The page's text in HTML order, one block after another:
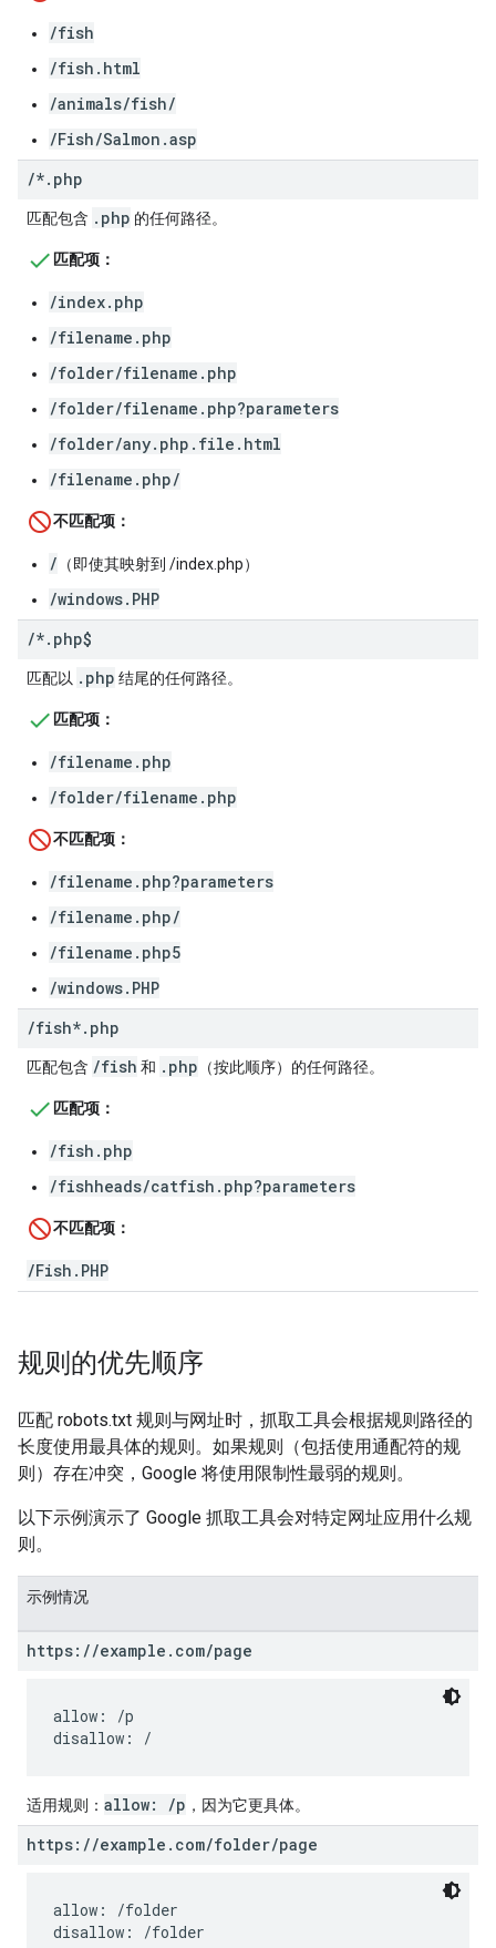
/fish
/fish.html
/animals/fish/
/Fish/Salmon.asp
/*. php
匹配包含 .php 的任何路径。
匹配项：
/index.php
/filename.php
/folder/filename.php
/folder/filename.php?parameters
/folder/any.php.file.html
/filename.php/
不匹配项：
/ （即使其映射到 /index.php）
/windows.PHP
/*. php$
匹配以 .php 结尾的任何路径。
匹配项：
/filename.php
/folder/filename.php
不匹配项：
/filename.php?parameters
/filename.php/
/filename.php5
/windows.PHP
/fish*. php
匹配包含 /fish 和 .php （按此顺序）的任何路径。
匹配项：
/fish.php
/fishheads/catfish.php?parameters
不匹配项：
/Fish . PHP
规则的优先顺序
匹配 robots.txt 规则与网址时，抓取工具会根据规则路径的
长度使用最具体的规则。如果规则（包括使用通配符的规
则）存在冲突，Google 将使用限制性最弱的规则。
以下示例演示了 Google 抓取工具会对特定网址应用什么规
则。
示例情况
https: //example . com/page
allow: /p
disallow: /
适用规则 ： allow: /p ，因为它更具体。
https: //example . com/folder/page
allow: /folder
disallow: /folder